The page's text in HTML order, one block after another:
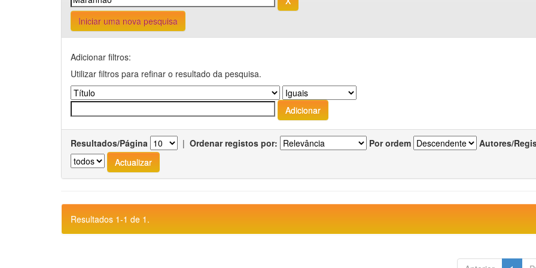
Iniciar uma nova pesquisa
Adicionar filtros:
Utilizar filtros para refinar o resultado da pesquisa.
Resultados/Página | Ordenar registos por: Por ordem Autores/
Resultados 1-1 de 1.